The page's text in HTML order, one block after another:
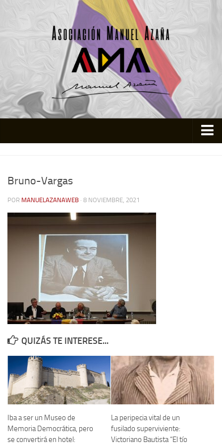
Quienes somos
Actividades
Contacto
Memoria Histórica
Investigación previa de la represión en Talavera de la Reina (1937-
1947).
Informe Represión en Toledo 1936-1947 | Buscador
Informe de la fosa de abril de 1939 de Tembleque
Personajes republicanos
Izquierda Republicana. Agrupaciones y Militantes (1934-1939)
Izquierda Republicana. Navarra
Izquierda Republicana. Galicia
Textos esenciales del republicanismo
Bruno-Vargas
POR MANUELAZANAWEB · 8 NOVIEMBRE, 2021
QUIZÁS TE INTERESE...
Iba a ser un Museo de
Memoria Democrática, pero
se convertirá en hotel:
La peripecia vital de un
fusilado superviviente:
Victoriano Bautista “El tío